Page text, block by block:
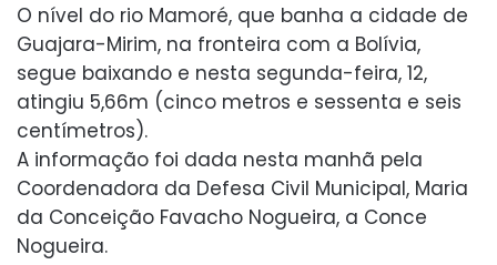
O nível do rio Mamoré, que banha a cidade de
Guajara-Mirim, na fronteira com a Bolívia,
segue baixando e nesta segunda-feira, 12,
atingiu 5,66m (cinco metros e sessenta e seis
centímetros).
A informação foi dada nesta manhã pela
Coordenadora da Defesa Civil Municipal, Maria
da Conceição Favacho Nogueira, a Conce
Nogueira.